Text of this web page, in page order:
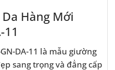
Hàng Mới
11
DA-11 là mẫu giường
sang trọng và đẳng cấp